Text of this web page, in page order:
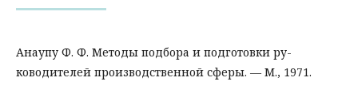
Анаупу Ф. Ф. Методы подбора и подготовки ру-
ководителей производственной сферы. — М., 1971.